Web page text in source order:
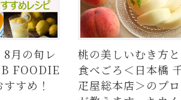
むき方と
日本橋 千
のプロ
【基本】とうもろこ
しのゆで方。甘さを
120%引き出すには、